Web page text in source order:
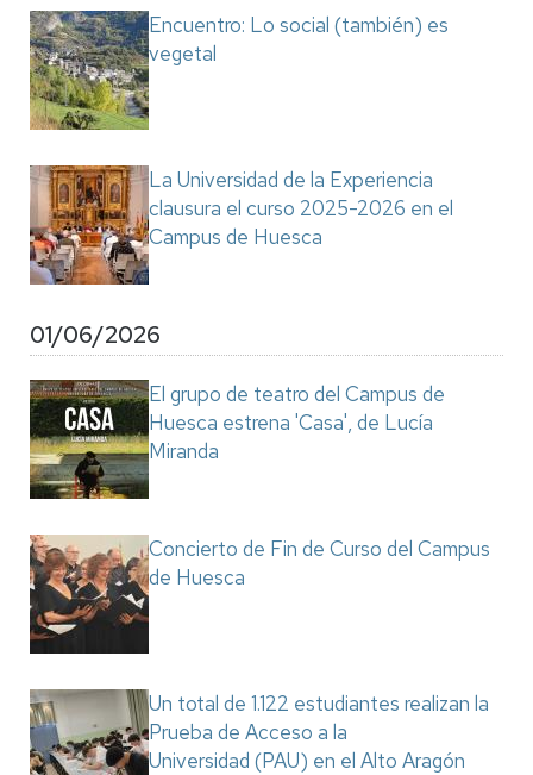
Encuentro: Lo social (también) es
vegetal
La Universidad de la Experiencia
clausura el curso 2025-2026 en el
Campus de Huesca
01/06/2026
El grupo de teatro del Campus de
Huesca estrena 'Casa', de Lucía
Miranda
Concierto de Fin de Curso del Campus
de Huesca
Un total de 1.122 estudiantes realizan la
Prueba de Acceso a la
Universidad (PAU) en el Alto Aragón